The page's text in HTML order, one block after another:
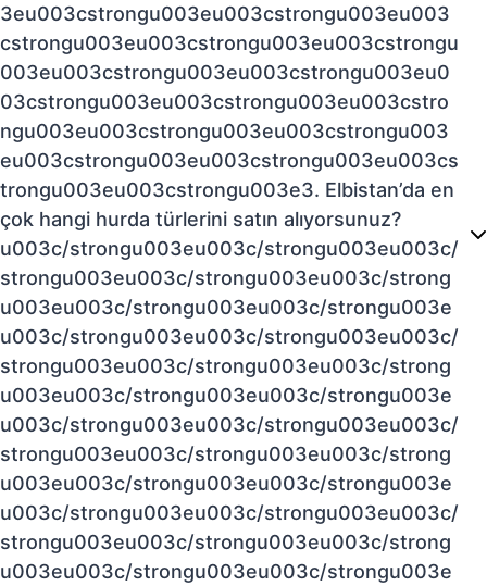
3eu003cstrongu003eu003cstrongu003eu003
cstrongu003eu003cstrongu003eu003cstrongu
003eu003cstrongu003eu003cstrongu003eu0
03cstrongu003eu003cstrongu003eu003cstro
ngu003eu003cstrongu003eu003cstrongu003
eu003cstrongu003eu003cstrongu003eu003cs
trongu003eu003cstrongu003e3. Elbistan’da en
çok hangi hurda türlerini satın alıyorsunuz?
u003c/strongu003eu003c/strongu003eu003c/
strongu003eu003c/strongu003eu003c/strong
u003eu003c/strongu003eu003c/strongu003e
u003c/strongu003eu003c/strongu003eu003c/
strongu003eu003c/strongu003eu003c/strong
u003eu003c/strongu003eu003c/strongu003e
u003c/strongu003eu003c/strongu003eu003c/
strongu003eu003c/strongu003eu003c/strong
u003eu003c/strongu003eu003c/strongu003e
u003c/strongu003eu003c/strongu003eu003c/
strongu003eu003c/strongu003eu003c/strong
u003eu003c/strongu003eu003c/strongu003e